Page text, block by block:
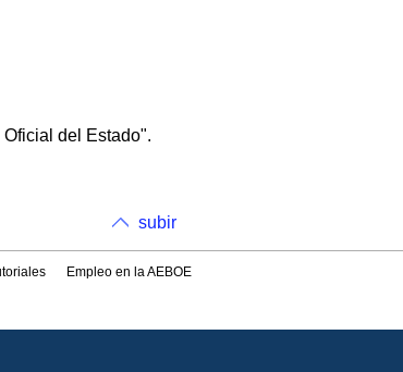
del Estado".
subir
Empleo en la AEBOE